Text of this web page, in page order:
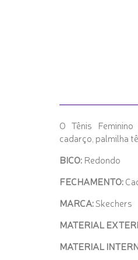
O Tênis
cadarço, palmilha
BICO: Redondo
FECHAMENTO:
MARCA:Skechers
MATERIAL
MATERIAL